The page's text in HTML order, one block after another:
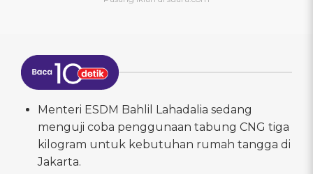
Menteri ESDM Bahlil Lahadalia sedang
menguji coba penggunaan tabung CNG tiga
kilogram untuk kebutuhan rumah tangga di
Jakarta.